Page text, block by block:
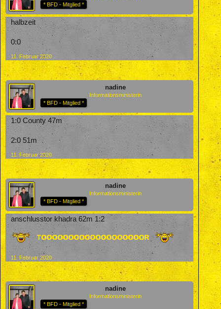
* BFD - Mitglied *
halbzeit
0:0
11. Februar 2020
nadine
Informationsministerin
* BFD - Mitglied *
1:0 County 47m
2:0 51m
11. Februar 2020
nadine
Informationsministerin
* BFD - Mitglied *
anschlusstor khadra 62m 1:2
11. Februar 2020
nadine
Informationsministerin
* BFD - Mitglied *